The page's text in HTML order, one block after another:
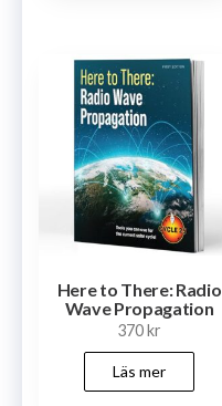
Here to There: Radio
Wave Propagation
370kr
Läs mer